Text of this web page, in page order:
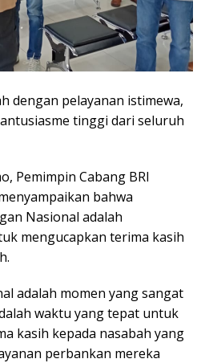
dengan pelayanan istimewa,
tinggi dari seluruh
Pemimpin Cabang BRI
bahwa
Nasional adalah
mengucapkan terima kasih
adalah momen yang sangat
waktu yang tepat untuk
kasih kepada nasabah yang
perbankan mereka